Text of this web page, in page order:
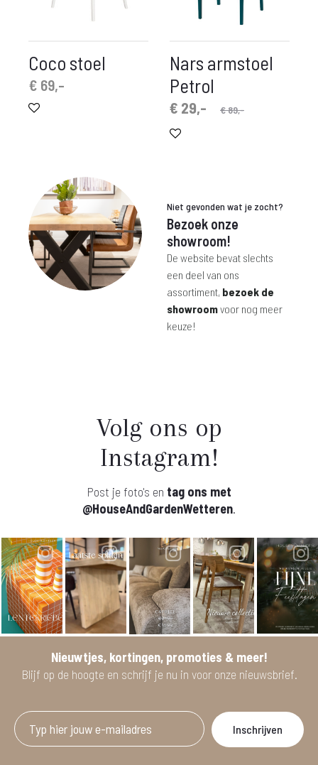
Coco stoel
€ 69,-
Nars armstoel
Petrol
€89,-
Oorspronkelijke
€ 29,-
Huidige
prijs
Niet gevonden wat je zocht?
Bezoek onze
showroom!
De website bevat slechts
een deel van ons
assortiment, bezoek de
showroomvoor nog meer
keuze!
Volg ons op
Instagram!
Post je foto's en tag ons met
@HouseAndGardenWetteren.
Nieuwtjes, kortingen, promoties & meer!
Blijf op de hoogte en schrijf je nu in voor onze nieuwsbrief.